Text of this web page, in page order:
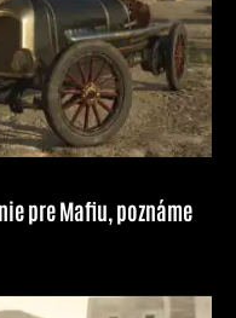
pre Mafiu, poznáme